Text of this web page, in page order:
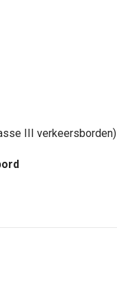
III verkeersborden)